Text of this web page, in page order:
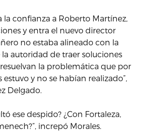
la confianza a Roberto Martínez,
y entra el nuevo director
no estaba alineado con la
autoridad de traer soluciones
la problemática que por
y no se habían realizado”,
Delgado.
ese despido? ¿Con Fortaleza,
increpó Morales.